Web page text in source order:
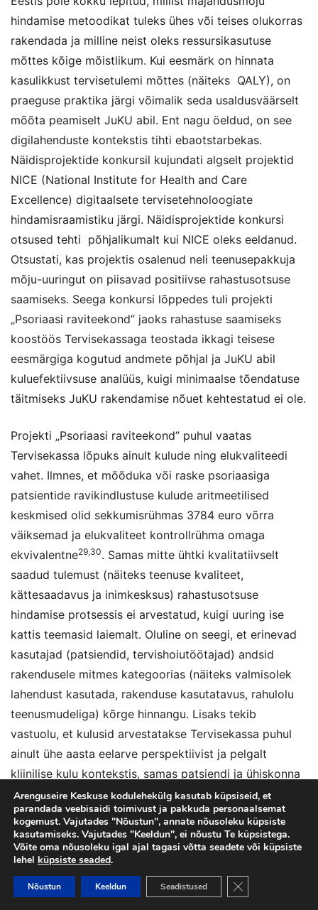
hindamise metoodikat tuleks ühes või teises olukorras
rakendada ja milline neist oleks ressursikasutuse
mõttes kõige mõistlikum. Kui eesmärk on hinnata
kasulikkust tervisetulemi mõttes (näiteks QALY), on
praeguse praktika järgi võimalik seda usaldusväärselt
mõõta peamiselt JuKU abil. Ent nagu öeldud, on see
digilahenduste kontekstis tihti ebaotstarbekas.
Näidisprojektide konkursil kujundati algselt projektid
NICE (National Institute for Health and Care
Excellence) digitaalsete tervisetehnoloogiate
hindamisraamistiku järgi. Näidisprojektide konkursi
otsused tehti põhjalikumalt kui NICE oleks eeldanud.
Otsustati, kas projektis osalenud neli teenusepakkuja
mõju-uuringut on piisavad positiivse rahastusotsuse
saamiseks. Seega konkursi lõppedes tuli projekti
„Psoriaasi raviteekond” jaoks rahastuse saamiseks
koostöös Tervisekassaga teostada ikkagi teisese
eesmärgiga kogutud andmete põhjal ja JuKU abil
kuluefektiivsuse analüüs, kuigi minimaalse tõendatuse
täitmiseks JuKU rakendamise nõuet kehtestatud ei ole.
Projekti „Psoriaasi raviteekond” puhul vaatas
Tervisekassa lõpuks ainult kulude ning elukvaliteedi
vahet. Ilmnes, et mõõduka või raske psoriaasiga
patsientide ravikindlustuse kulude aritmeetilised
keskmised olid sekkumisrühmas 3784 euro võrra
väiksemad ja elukvaliteet kontrollrühma omaga
ekvivalentne29,30. Samas mitte ühtki kvalitatiivselt
saadud tulemust (näiteks teenuse kvaliteet,
kättesaadavus ja inimkesksus) rahastusotsuse
hindamise protsessis ei arvestatud, kuigi uuring ise
kattis teemasid laiemalt. Oluline on seegi, et erinevad
kasutajad (patsiendid, tervishoiutöötajad) andsid
rakendusele mitmes kategoorias (näiteks valmisolek
lahendust kasutada, rakenduse kasutatavus, rahulolu
teenusmudeliga) kõrge hinnangu. Lisaks tekib
vastuolu, et kulusid arvestatakse Tervisekassa puhul
ainult ühe aasta eelarve perspektiivist ja pelgalt
kliinilise kulu kontekstis, samas patsiendi ja ühiskonna
saadavat kulude kokkuhoiuga seotud kasu ei
arvestata.
Paljude uuenduslike lahenduste
majanduslik väärtus võib jääda
ebamääraseks või alahinnatuks –
Arenguseire Keskuse kodulehekülg kasutab küpsiseid, et
parandada veebisaidi toimivust ja pakkuda personaalsemat
kogemust. Vajutades "Nõustun", annate nõusoleku küpsiste
kasutamiseks. Vajutades "Keeldun", ei nõustu Te küpsistega.
Võite oma nõusoleku igal ajal tagasi võtta seadete või küpsiste
lehel küpsiste seaded.
Nõustun Keeldun Seadistused Close GDPR